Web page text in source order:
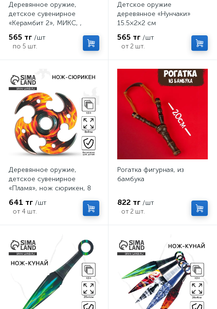
Деревянное оружие,
детское сувенирное
«Керамбит 2», МИКС, ,
565 тг /шт
по 5 шт.
Детское оружие
деревянное «Нунчаки»
15.5×2×2 см
565 тг /шт
от 2 шт.
Деревянное оружие,
детское сувенирное
«Пламя», нож сюрикен, 8
641 тг /шт
от 4 шт.
Рогатка фигурная, из
бамбука
822 тг /шт
от 2 шт.